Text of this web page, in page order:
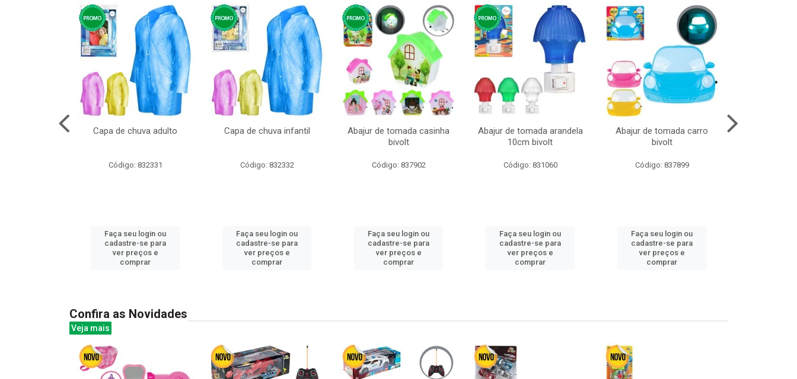
Capa de chuva adulto
Código: 832331
Faça seu login ou
cadastre-se para
ver preços e
comprar
Capa de chuva infantil
Código: 832332
Faça seu login ou
cadastre-se para
ver preços e
comprar
Abajur de tomada casinha
bivolt
Código: 837902
Faça seu login ou
cadastre-se para
ver preços e
comprar
Abajur de tomada arandela
10cm bivolt
Código: 831060
Faça seu login ou
cadastre-se para
ver preços e
comprar
Abajur de tomada carro
bivolt
Código: 837899
Faça seu login ou
cadastre-se para
ver preços e
comprar
Confira as Novidades
Veja mais